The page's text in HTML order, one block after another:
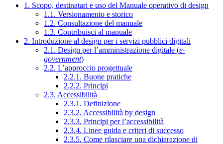
1. Scopo, destinatari e uso del Manuale operativo di design
1.1. Versionamento e storico
1.2. Consultazione del manuale
1.3. Contribuisci al manuale
2. Introduzione al design per i servizi pubblici digitali
2.1. Design per l’amministrazione digitale (e-
government)
2.2. L’approccio progettuale
2.2.1. Buone pratiche
2.2.2. Principi
2.3. Accessibilità
2.3.1. Definizione
2.3.2. Accessibilità by design
2.3.3. Principi per l’accessibilità
2.3.4. Linee guida e criteri di successo
2.3.5. Come rilasciare una dichiarazione di